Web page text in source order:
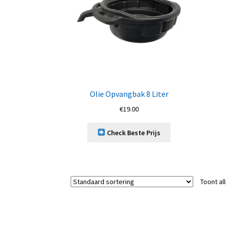
Olie Opvangbak 8 Liter
€19.00
Check Beste Prijs
Toont